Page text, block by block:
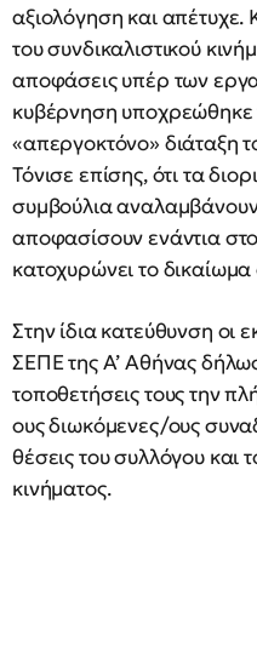
αξιολόγηση και απέτυχε.
του συνδικαλιστικού
αποφάσεις υπέρ των
κυβέρνηση υποχρεώθηκε
«απεργοκτόνο» διάταξη
Τόνισε επίσης, ότι τα
συμβούλια
αποφασίσουν ενάντια
κατοχυρώνει το
Στην ίδια κατεύθυνση
ΣΕΠΕ της Α’ Αθήνας
τοποθετήσεις τους την
ους διωκόμενες/ους
θέσεις του συλλόγου και
κινήματος.